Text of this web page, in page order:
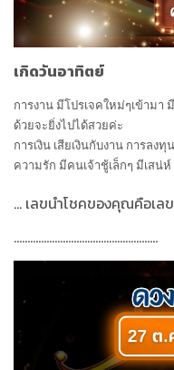
เกิดวันอาทิตย์
การงาน มีโปรเจคใหม่ๆเข้ามา
ด้วยจะยิ่งไปได้สวยค่ะ
การเงิน เสียเงินกับงาน การล
ความรัก มีคนเจ้าชู้เล็กๆ มีเสน่
... เลขนำโชคของคุณคือเลข
.....................................................